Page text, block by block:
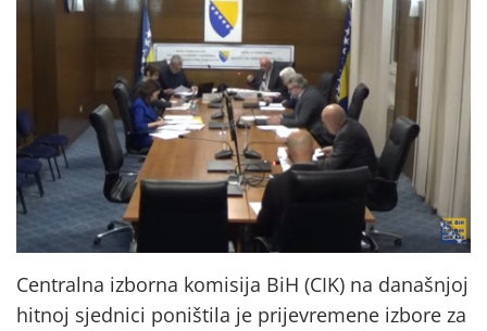
Centralna izborna komisija BiH (CIK) na današnjoj
hitnoj sjednici poništila je prijevremene izbore za